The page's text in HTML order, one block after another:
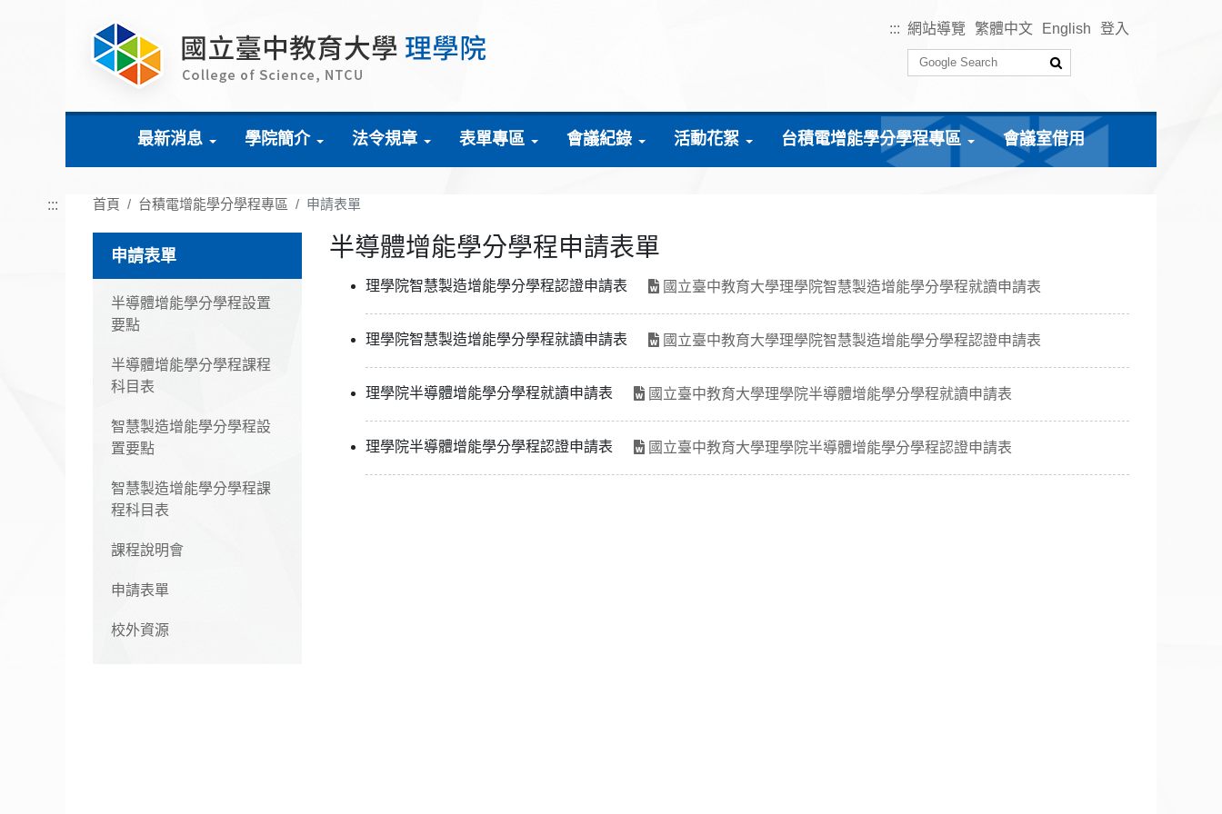
::: 網站導覽 繁體中文 English 登入
最新消息 學院簡介 法令規章 表單專區 會議紀錄 活動花絮 台積電增能學分學程專區 會議室借用
::: 首頁 台積電增能學分學程專區 申請表單
申請表單
半導體增能學分學程設置
要點
半導體增能學分學程課程
科目表
智慧製造增能學分學程設
置要點
智慧製造增能學分學程課
程科目表
課程說明會
申請表單
校外資源
半導體增能學分學程申請表單
理學院智慧製造增能學分學程認證申請表 國立臺中教育大學理學院智慧製造增能學分學程就讀申請表
理學院智慧製造增能學分學程就讀申請表 國立臺中教育大學理學院智慧製造增能學分學程認證申請表
理學院半導體增能學分學程就讀申請表 國立臺中教育大學理學院半導體增能學分學程就讀申請表
理學院半導體增能學分學程認證申請表 國立臺中教育大學理學院半導體增能學分學程認證申請表